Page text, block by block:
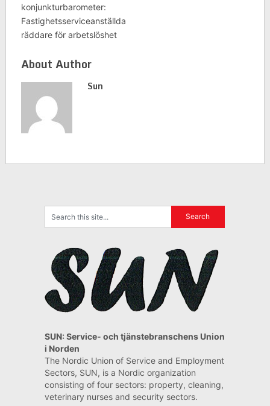
konjunkturbarometer:
Fastighetsserviceanställda
räddare för arbetslöshet
About Author
Sun
SUN: Service- och tjänstebranschens Union
i Norden
The Nordic Union of Service and Employment
Sectors, SUN, is a Nordic organization
consisting of four sectors: property, cleaning,
veterinary nurses and security sectors.